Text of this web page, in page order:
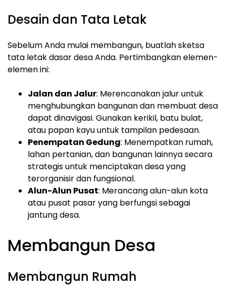
Desain dan Tata Letak
Sebelum Anda mulai membangun, buatlah sketsa
tata letak dasar desa Anda. Pertimbangkan elemen-
elemen ini:
Jalan dan Jalur: Merencanakan jalur untuk
menghubungkan bangunan dan membuat desa
dapat dinavigasi. Gunakan kerikil, batu bulat,
atau papan kayu untuk tampilan pedesaan.
Penempatan Gedung: Menempatkan rumah,
lahan pertanian, dan bangunan lainnya secara
strategis untuk menciptakan desa yang
terorganisir dan fungsional.
Alun-Alun Pusat: Merancang alun-alun kota
atau pusat pasar yang berfungsi sebagai
jantung desa.
Membangun Desa
Membangun Rumah